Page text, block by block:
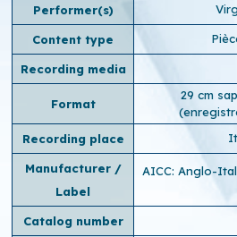
Performer(s)
Content type
Recording media
Format
29 cm
Recording place
Manufacturer /
Label
AICC: Anglo-
Catalog number